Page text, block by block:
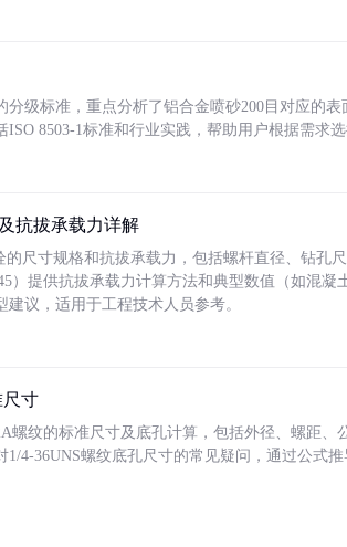
级标准，重点分析了铝合金喷砂200目对应的
8503-1标准和行业实践，帮助用户根据需求选
抗拔承载力详解
的尺寸规格和抗拔承载力，包括螺杆直径、钻孔
）提供抗拔承载力计算方法和典型数值（如混凝
议，适用于工程技术人员参考。
尺寸
螺纹的标准尺寸及底孔计算，包括外径、螺距
1/4-36UNS螺纹底孔尺寸的常见疑问，通过公式